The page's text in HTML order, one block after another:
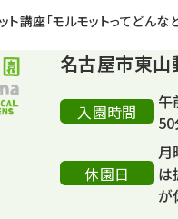
ト講座「モルモットってどんな
名古屋市東山
入園時間
午
50
休園日
月
は
が